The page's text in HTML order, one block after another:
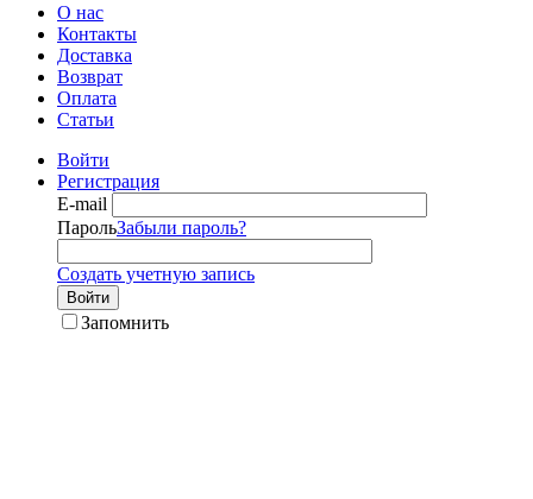
О нас
Контакты
Доставка
Возврат
Оплата
Статьи
Войти
Регистрация
E-mail
ПарольЗабыли пароль?
Создать учетную запись
Войти
Запомнить